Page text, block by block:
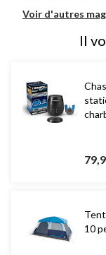
Voir d'autres
Il
10